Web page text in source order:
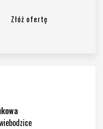
Złóż ofertę